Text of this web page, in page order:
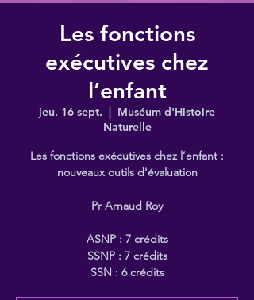
Les fonctions
exécutives chez
l’enfant
jeu. 16 sept.
  |
Muséum d'Histoire
Naturelle
Les fonctions exécutives chez l’enfant :
nouveaux outils d'évaluation
Pr Arnaud Roy
ASNP : 7 crédits
SSNP : 7 crédits
SSN : 6 crédits